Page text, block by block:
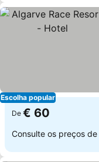
Escolha popular
De € 60
Consulte os preços de